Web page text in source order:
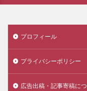
プロフィール
プライバシーポリシー
広告出稿・記事寄稿につ